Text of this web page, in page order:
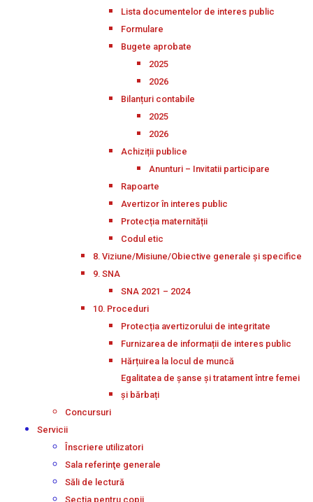
Lista documentelor de interes public
Formulare
Bugete aprobate
2025
2026
Bilanțuri contabile
2025
2026
Achiziții publice
Anunturi – Invitatii participare
Rapoarte
Avertizor în interes public
Protecția maternității
Codul etic
8. Viziune/Misiune/Obiective generale și specifice
9. SNA
SNA 2021 – 2024
10. Proceduri
Protecția avertizorului de integritate
Furnizarea de informații de interes public
Hărțuirea la locul de muncă
Egalitatea de șanse și tratament între femei
și bărbați
Concursuri
Servicii
Înscriere utilizatori
Sala referinţe generale
Săli de lectură
Secţia pentru copii